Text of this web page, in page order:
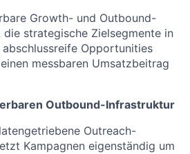
Growth- und Outbound-
strategische Zielsegmente in
Opportunities
messbaren Umsatzbeitrag
Outbound-Infrastruktur
Outreach-
Kampagnen eigenständig um